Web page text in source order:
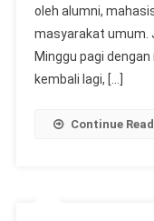
oleh alumni,
masyarakat umum.
Minggu pagi
kembali lagi, […]
Continue